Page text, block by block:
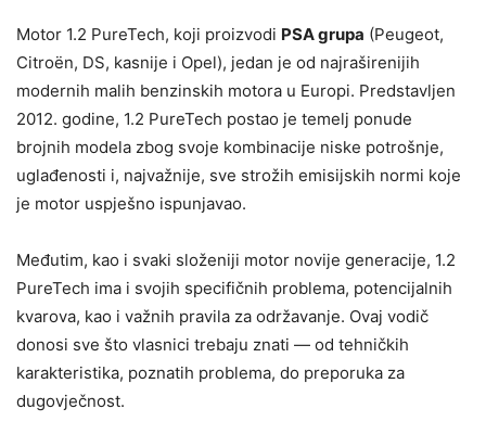
Motor 1.2 PureTech, koji proizvodi PSA grupa (Peugeot,
Citroën, DS, kasnije i Opel), jedan je od najraširenijih
modernih malih benzinskih motora u Europi. Predstavljen
2012. godine, 1.2 PureTech postao je temelj ponude
brojnih modela zbog svoje kombinacije niske potrošnje,
uglađenosti i, najvažnije, sve strožih emisijskih normi koje
je motor uspješno ispunjavao.
Međutim, kao i svaki složeniji motor novije generacije, 1.2
PureTech ima i svojih specifičnih problema, potencijalnih
kvarova, kao i važnih pravila za održavanje. Ovaj vodič
donosi sve što vlasnici trebaju znati — od tehničkih
karakteristika, poznatih problema, do preporuka za
dugovječnost.